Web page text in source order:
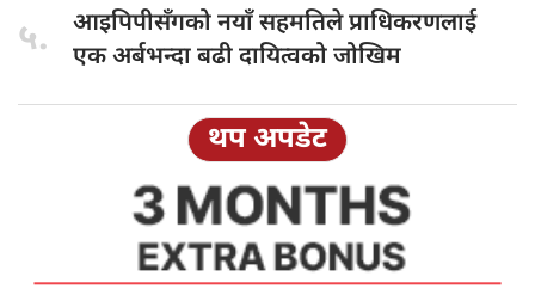
५. आइपिपीसँगको नयाँसहमतिले प्राधिकरणलाई
एक अर्बभन्दा बढी दायित्वको जोखिम
थप अपडेट